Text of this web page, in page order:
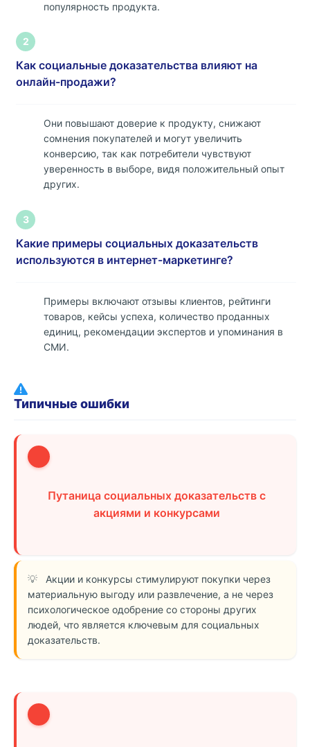
популярность продукта.
2
Как социальные доказательства влияют на
онлайн-продажи?
Они повышают доверие к продукту, снижают
сомнения покупателей и могут увеличить
конверсию, так как потребители чувствуют
уверенность в выборе, видя положительный опыт
других.
3
Какие примеры социальных доказательств
используются в интернет-маркетинге?
Примеры включают отзывы клиентов, рейтинги
товаров, кейсы успеха, количество проданных
единиц, рекомендации экспертов и упоминания в
СМИ.
Типичные ошибки
Путаница социальных доказательств с
акциями и конкурсами
Акции и конкурсы стимулируют покупки через
материальную выгоду или развлечение, а не через
психологическое одобрение со стороны других
людей, что является ключевым для социальных
доказательств.